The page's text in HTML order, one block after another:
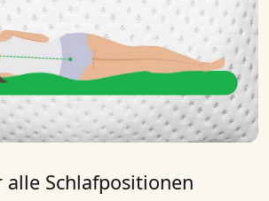
alle Schlafpositionen